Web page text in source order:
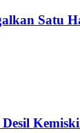
Satu